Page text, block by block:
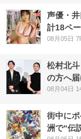
声優・
計18ペ
08月05日 7
松村北
の方へ届
08月04日
街中に
洲で“伝